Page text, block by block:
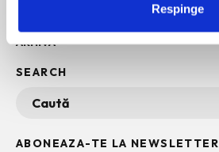
Respinge
ARHIVA
SEARCH
ABONEAZA-TE LA NEWSLETTER